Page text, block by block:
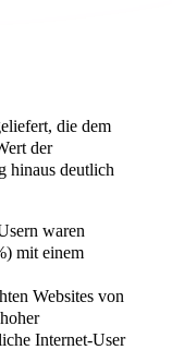
die dem
der
hinaus deutlich
waren
mit einem
Websites von
Internet-User